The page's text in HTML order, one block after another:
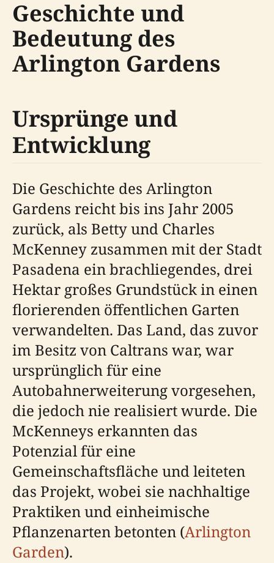
Geschichte und
Bedeutung des
Arlington Gardens
Ursprünge und
Entwicklung
Die Geschichte des Arlington
Gardens reicht bis ins Jahr 2005
zurück, als Betty und Charles
McKenney zusammen mit der Stadt
Pasadena ein brachliegendes, drei
Hektar großes Grundstück in einen
florierenden öffentlichen Garten
verwandelten. Das Land, das zuvor
im Besitz von Caltrans war, war
ursprünglich für eine
Autobahnerweiterung vorgesehen,
die jedoch nie realisiert wurde. Die
McKenneys erkannten das
Potenzial für eine
Gemeinschaftsfläche und leiteten
das Projekt, wobei sie nachhaltige
Praktiken und einheimische
Pflanzenarten betonten (Arlington
Garden).